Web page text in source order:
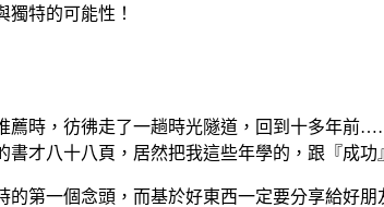
特的可能性！
薦時，彷彿走了一趟時光隧道，回到十多年前
書才八十八頁，居然把我這些年學的，跟『成
的第一個念頭，而基於好東西一定要分享給好